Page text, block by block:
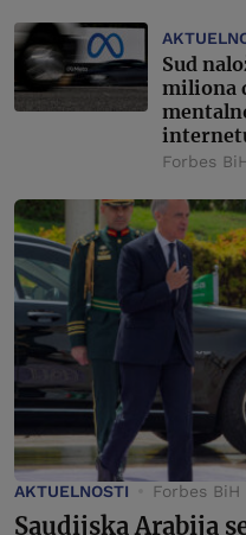
Sud
miliona
Forbes
AKTUELNOSTI Forbes BiH
Saudijska Arabija